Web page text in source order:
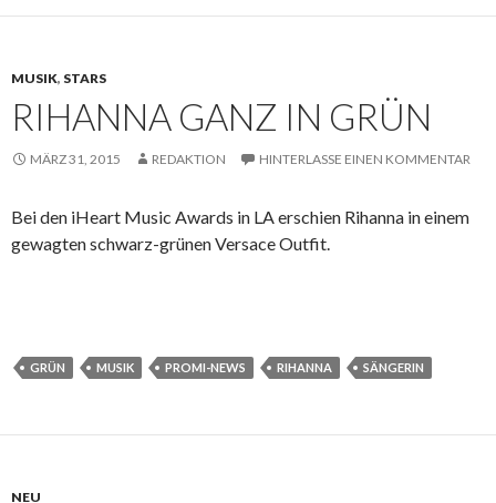
MUSIK, STARS
RIHANNA GANZ IN GRÜN
MÄRZ 31, 2015 REDAKTION HINTERLASSE EINEN KOMMENTAR
Bei den iHeart Music Awards in LA erschien Rihanna in einem
gewagten schwarz-grünen Versace Outfit.
GRÜN MUSIK PROMI-NEWS RIHANNA SÄNGERIN
NEU